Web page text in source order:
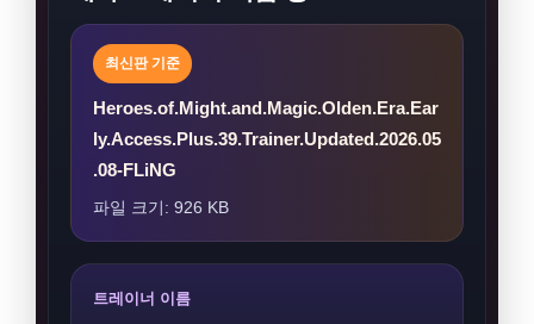
최신판 기준
Heroes.of.Might.and.Magic.Olden.Era.Ear
ly.Access.Plus.39.Trainer.Updated.2026.05
.08-FLiNG
파일 크기: 926 KB
트레이너 이름